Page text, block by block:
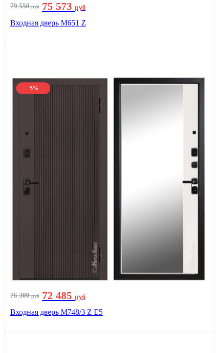
79 550руб 75 573 руб
Входная дверь М651 Z
-5%
76 300руб 72 485 руб
Входная дверь М748/3 Z Е5